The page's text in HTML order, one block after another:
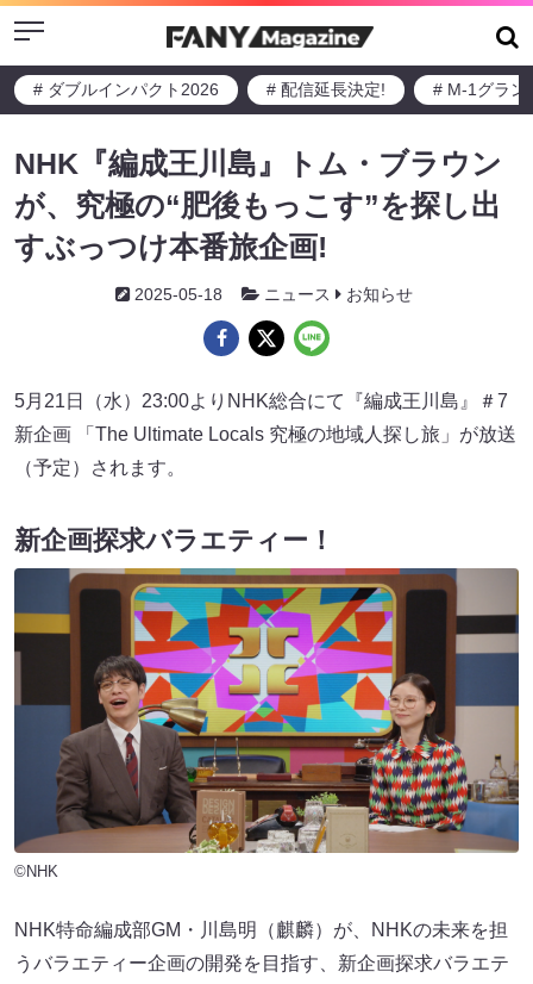
Menu
# ダブルインパクト2026 # 配信延長決定! # M-1グラン
NHK『編成王川島』トム・ブラウン
が、究極の“肥後もっこす”を探し出
すぶっつけ本番旅企画!
2025-05-18 ニュース お知らせ
5月21日（水）23:00よりNHK総合にて『編成王川島』＃7
新企画 「The Ultimate Locals 究極の地域人探し旅」が放送
（予定）されます。
新企画探求バラエティー！
©NHK
NHK特命編成部GM・川島明（麒麟）が、NHKの未来を担
うバラエティー企画の開発を目指す、新企画探求バラエテ